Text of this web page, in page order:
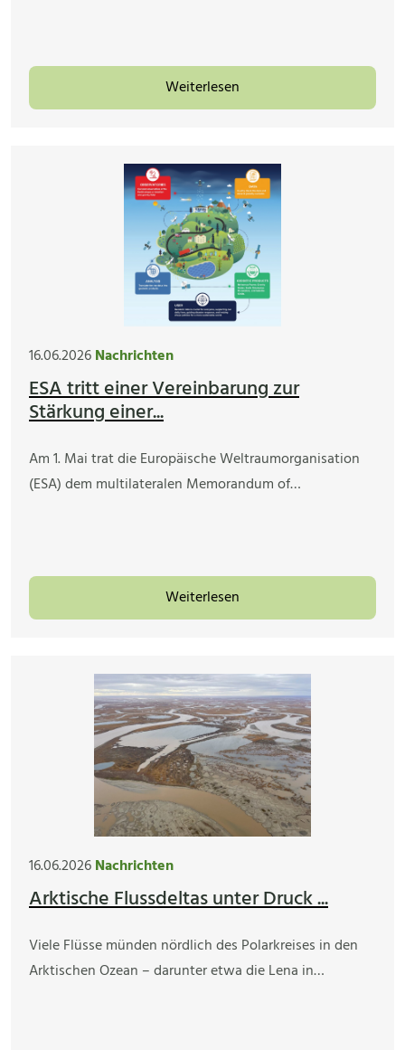
Weiterlesen
16.06.2026Nachrichten
ESA tritt einer Vereinbarung zur
Stärkung einer...
Am 1. Mai trat die Europäische Weltraumorganisation
(ESA) dem multilateralen Memorandum of…
Weiterlesen
16.06.2026Nachrichten
Arktische Flussdeltas unter Druck ...
Viele Flüsse münden nördlich des Polarkreises in den
Arktischen Ozean – darunter etwa die Lena in…